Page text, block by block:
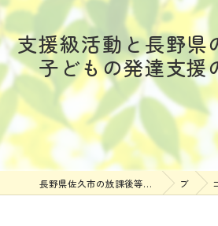
支援級活動と長野県
子どもの発達支援
長野県佐久市の放課後等デイサービスなら放課後等デイサービスついんずくらぶ ブログ コ